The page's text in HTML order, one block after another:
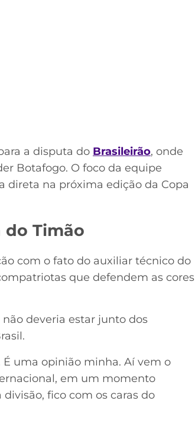
a disputa do Brasileirão, onde
Botafogo. O foco da equipe
direta na próxima edição da Copa
Timão
com o fato do auxiliar técnico do
que defendem as cores
deveria estar junto dos
É uma opinião minha. Aí vem o
em um momento
fico com os caras do